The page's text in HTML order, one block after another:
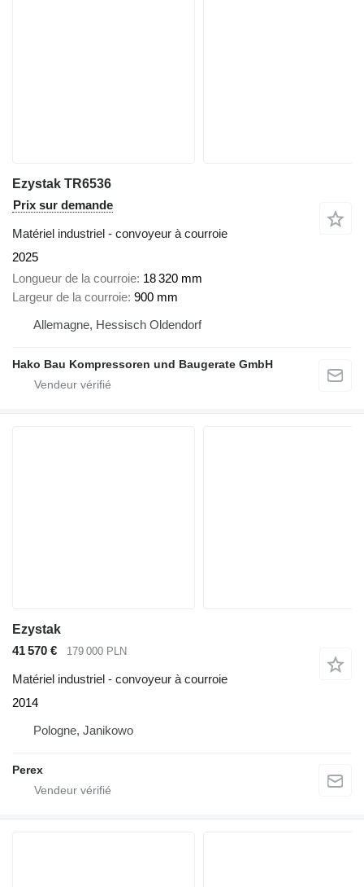
Ezystak TR6536
Prix sur demande
Matériel industriel - convoyeur à courroie
2025
Longueur de la courroie 18 320 mm
Largeur de la courroie 900 mm
Allemagne, Hessisch Oldendorf
Hako Bau Kompressoren und Baugerate GmbH
Ezystak
41 570 €
179 000 PLN
Matériel industriel - convoyeur à courroie
2014
Pologne, Janikowo
Perex